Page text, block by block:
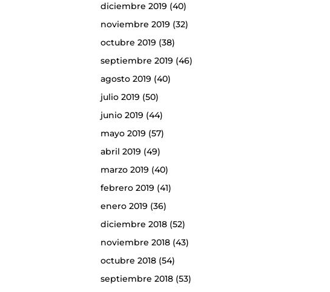
diciembre 2019 (40)
noviembre 2019 (32)
octubre 2019 (38)
septiembre 2019 (46)
agosto 2019 (40)
julio 2019 (50)
junio 2019 (44)
mayo 2019 (57)
abril 2019 (49)
marzo 2019 (40)
febrero 2019 (41)
enero 2019 (36)
diciembre 2018(52)
noviembre 2018(43)
octubre 2018(54)
septiembre 2018(53)